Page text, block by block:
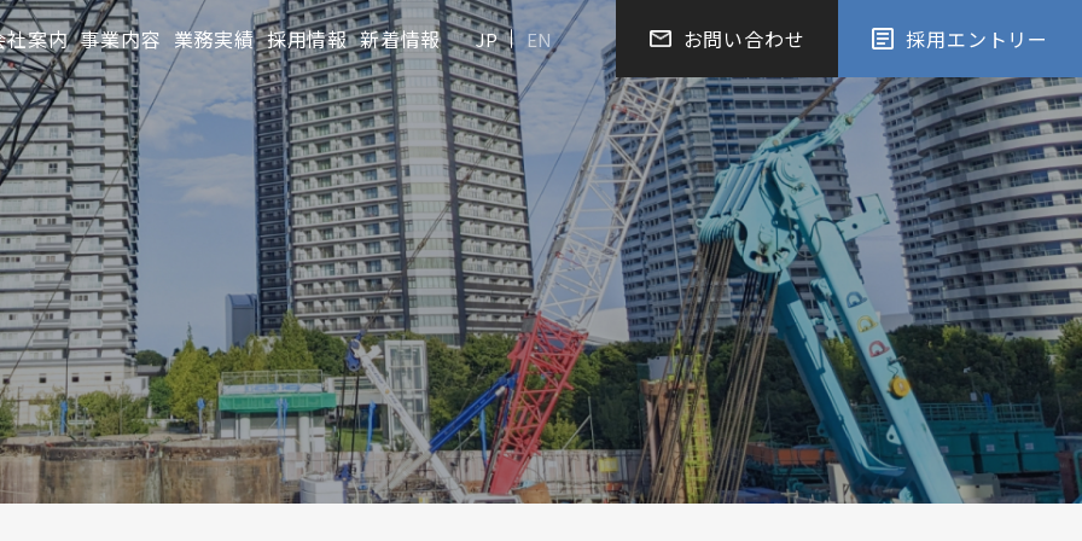
社案内 事業内容 業務実績 採用情報 新着情報 EN
JP お問い合わせ 採用エントリー